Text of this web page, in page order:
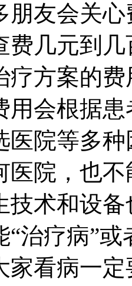
朋友会关
费几元到
疗方案的
用会根据
医院等多
医院，也
技术和设
“治疗病”
家看病一